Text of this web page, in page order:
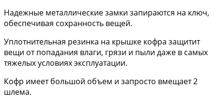
Надежные металлические замки запираются на ключ,
обеспечивая сохранность вещей.
Уплотнительная резинка на крышке кофра защитит
вещи от попадания влаги, грязи и пыли даже в самых
тяжелых условиях эксплуатации.
Кофр имеет большой объем и запросто вмещает 2
шлема.